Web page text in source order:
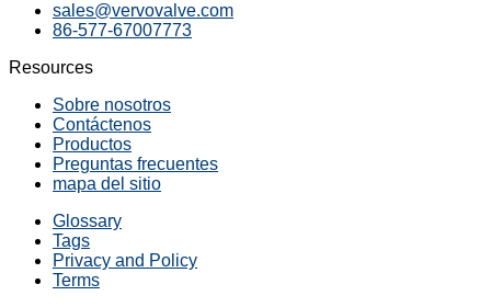
sales@vervovalve.com
86-577-67007773
Resources
Sobre nosotros
Contáctenos
Productos
Preguntas frecuentes
mapa del sitio
Glossary
Tags
Privacy and Policy
Terms